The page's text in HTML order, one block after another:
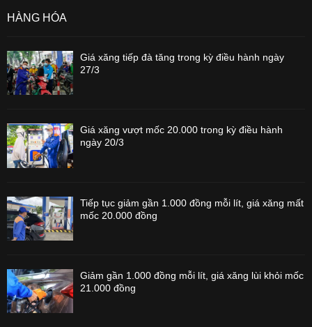
HÀNG HÓA
Giá xăng tiếp đà tăng trong kỳ điều hành ngày
27/3
Giá xăng vượt mốc 20.000 trong kỳ điều hành
ngày 20/3
Tiếp tục giảm gần 1.000 đồng mỗi lít, giá xăng mất
mốc 20.000 đồng
Giảm gần 1.000 đồng mỗi lít, giá xăng lùi khỏi mốc
21.000 đồng